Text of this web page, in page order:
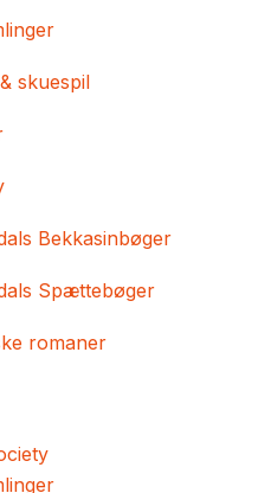
skuespil
Bekkasinbøger
Spættebøger
romaner